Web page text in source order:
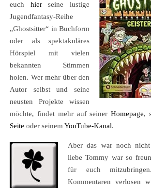
euch hierseine lustige
Jugendfantasy-Reihe
„Ghostsitter“ in Buchform
oder als spektakuläres
Hörspiel mit vielen
bekannten Stimmen
holen. Wer mehr über den
Autor selbst und seine
neusten Projekte wissen
möchte, findet mehr auf seinerHomepage,
Seite oder seinemYouTube-Kanal.
Aber das war noch
liebe Tommy war so
für euch
Kommentaren verlosen